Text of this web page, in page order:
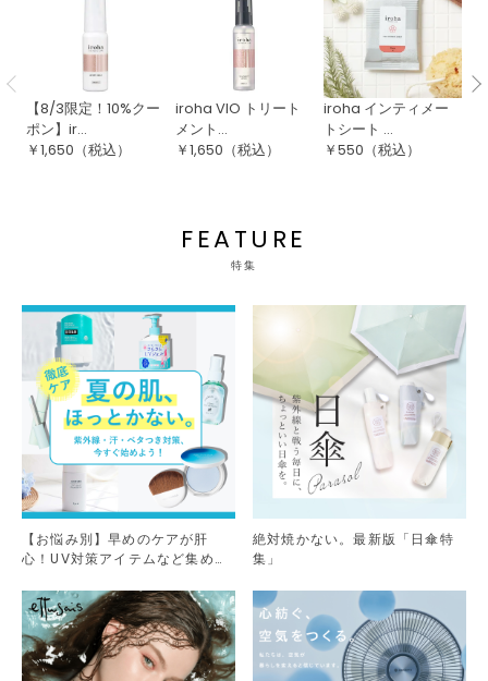
【8/3限定！10%クー
ポン】ir...
￥1,650 （税込）
iroha VIO トリート
メント...
￥1,650 （税込）
iroha インティメー
トシート ...
￥550 （税込）
FEATURE
特集
【お悩み別】早めのケアが肝
心！UV対策アイテムなど集めま
絶対焼かない。最新版「日傘特
集」